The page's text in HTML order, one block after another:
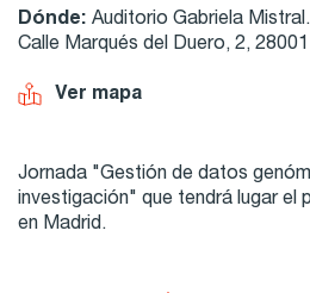
Dónde: Auditorio Gabriela
Calle Marqués del Duero, 2,
Ver mapa
Jornada "Gestión de datos
investigación" que tendrá lugar el
en Madrid.